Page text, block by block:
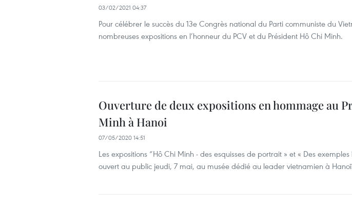
03/02/2021 04:37
Pour célébrer le succès du 13e Congrès national du Parti communiste du
nombreuses expositions en l’honneur du PCV et du Président Hô Chi Minh.
Ouverture de deux expositions en hommage au
Minh à Hanoi
07/05/2020 14:51
Les expositions “Hô Chi Minh - des esquisses de portrait » et « Des
ouvert au public jeudi, 7 mai, au musée dédié au leader vietnamien à